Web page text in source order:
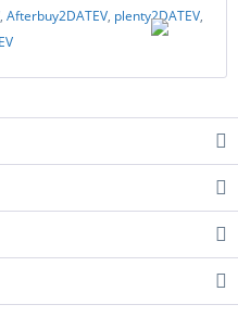
, Afterbuy2DATEV, plenty2DATEV,